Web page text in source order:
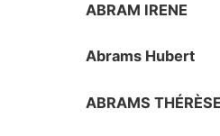
ABRAM IRENE
Abrams Hubert
ABRAMS THÉRÈSE